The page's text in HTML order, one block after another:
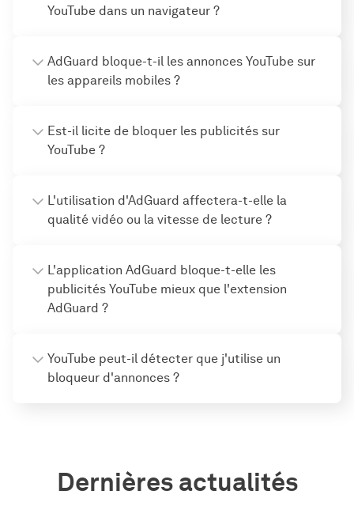
YouTube dans un navigateur ?
AdGuard bloque-t-il les annonces YouTube sur
les appareils mobiles ?
Est-il licite de bloquer les publicités sur
YouTube ?
L'utilisation d'AdGuard affectera-t-elle la
qualité vidéo ou la vitesse de lecture ?
L'application AdGuard bloque-t-elle les
publicités YouTube mieux que l'extension
AdGuard ?
YouTube peut-il détecter que j'utilise un
bloqueur d'annonces ?
Dernières actualités